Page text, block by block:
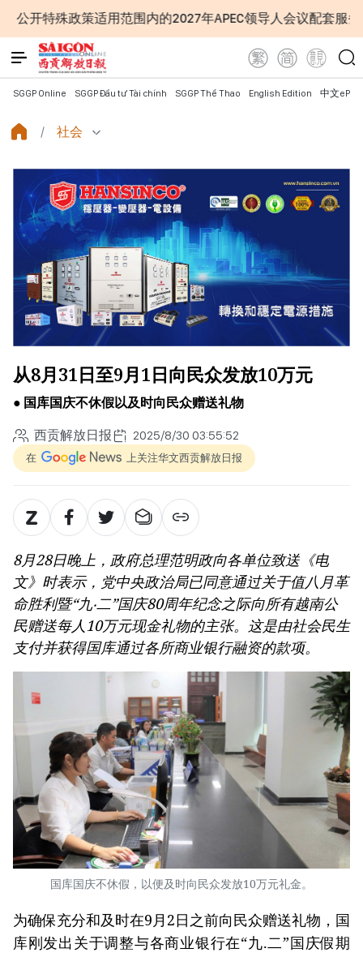
适用范围内的2027年APEC领导人会议配套服务项目工程认
SGGP Online SGGP Đầu tư Tài chính SGGP Thể Thao English Edition 中文
社会
从8月31日至9月1日向民众发放10万元
● 国库国庆不休假以及时向民众赠送礼物
西贡解放日报 2025/8/30 03:55:52
在 上关注华文西贡解放日报
8月28日晚上，政府总理范明政向各单位致送《电
文》时表示，党中央政治局已同意通过关于值八月革
命胜利暨“九‧二”国庆80周年纪念之际向所有越南公
民赠送每人10万元现金礼物的主张。这是由社会民生
支付并获得国库通过各所商业银行融资的款项。
国库国庆不休假，以便及时向民众发放10万元礼金。
为确保充分和及时在9月2日之前向民众赠送礼物，国
库刚发出关于调整与各商业银行在“九.二”国庆假期